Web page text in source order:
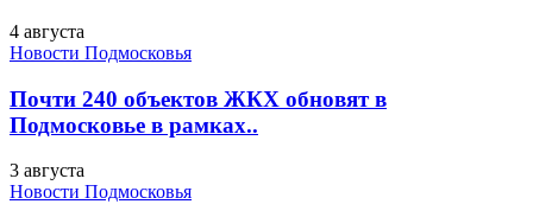
4 августа
Новости Подмосковья
Почти 240 объектов ЖКХ обновят в
Подмосковье в рамках..
3 августа
Новости Подмосковья